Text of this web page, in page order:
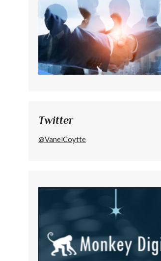
Twitter
@VanelCoytte